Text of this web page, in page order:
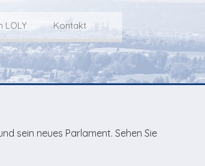
LOLY
im LOLY
rund um
Werbung
Kontakt
Kontakt zu LOLY
weitere
Kontaktmöglichkeiten
sein neues Parlament. Sehen Sie